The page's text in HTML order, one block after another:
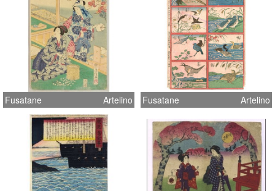
Fusatane Artelino Fusatane Artelino